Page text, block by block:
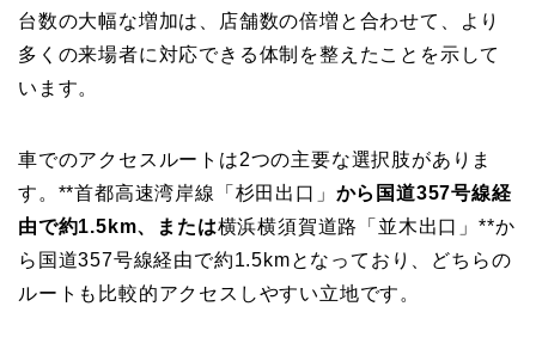
台数の大幅な増加は、店舗数の倍増と合わせて、より
多くの来場者に対応できる体制を整えたことを示して
います。
車でのアクセスルートは2つの主要な選択肢がありま
す。**首都高速湾岸線「杉田出口」 から国道357号線経
由で約1.5km、または横浜横須賀道路「並木出口」**か
ら国道357号線経由で約1.5kmとなっており、どちらの
ルートも比較的アクセスしやすい立地です。